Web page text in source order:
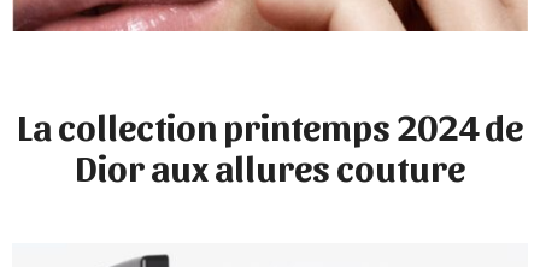
La collection printemps 2024 de
Dioraux allures couture